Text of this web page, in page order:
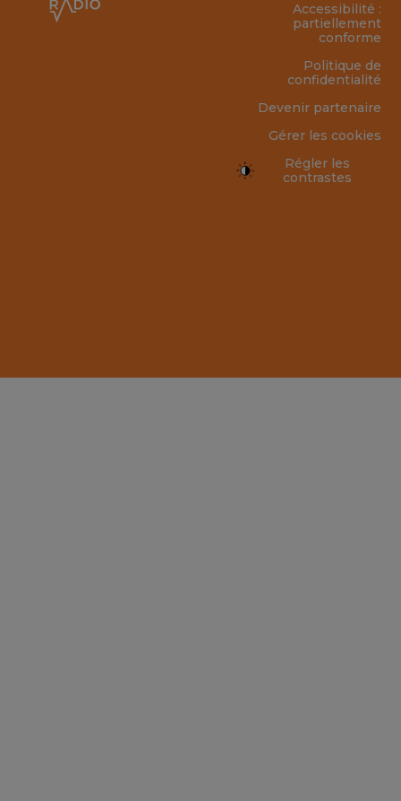
Accessibilité :
partiellement
conforme
Politique de
confidentialité
Devenir partenaire
Gérer les cookies
Régler les
contrastes